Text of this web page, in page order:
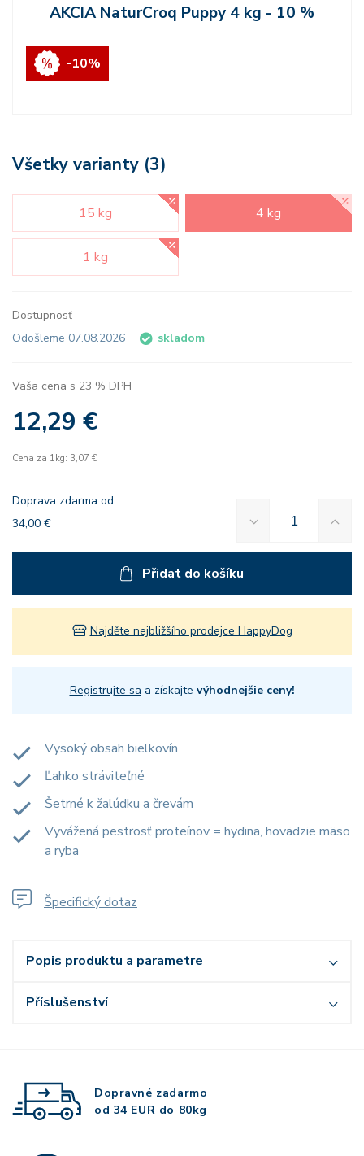
AKCIA NaturCroq Puppy 4 kg - 10 %
-10%
Všetky varianty (3)
15 kg 4 kg
1 kg
Dostupnosť
Odošleme 07.08.2026
skladom
Vaša cena s 23 % DPH
12,29 €
Cena za 1kg: 3,07 €
Doprava zdarma od
34,00 €
Přidat do košíku
Najděte nejbližšího prodejce HappyDog
Registrujte sa a získajte výhodnejšie ceny!
Vysoký obsah bielkovín
Ľahko stráviteľné
Šetrné k žalúdku a črevám
Vyvážená pestrosť proteínov = hydina, hovädzie mäso
a ryba
Špecifický dotaz
Popis produktu a parametre
Příslušenství
Dopravné zadarmo
od 34 EUR do 80kg